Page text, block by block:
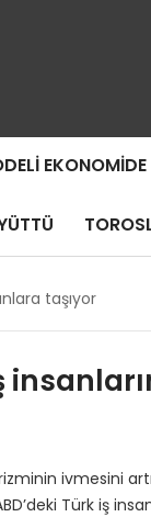
taşıyor
ivmesini
Türk iş